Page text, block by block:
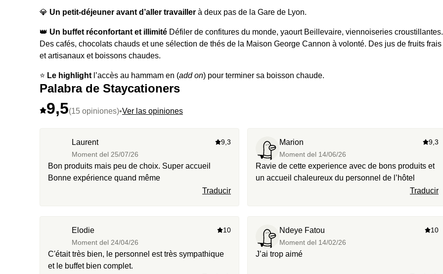
💎 Un petit-déjeuner avant d’aller travailler à deux pas de la Gare de Lyon.
👑 Un buffet réconfortant et illimité Défiler de confitures du monde, yaourt Beillevaire, viennoiseries croustillantes.
Des cafés, chocolats chauds et une sélection de thés de la Maison George Cannon à volonté. Des jus de fruits frais
et artisanaux et boissons chaudes.
⭐️ Le highlight l’accès au hammam en (add on) pour terminer sa boisson chaude.
Palabra de Staycationers
9,5(15 opiniones)•Ver las opiniones
Laurent
Moment del 25/07/26
9,3
Bon produits mais peu de choix. Super accueil
Bonne expérience quand même
Traducir
Marion
Moment del 14/06/26
9,3
Ravie de cette experience avec de bons produits et
un accueil chaleureux du personnel de l’hôtel
Traducir
Elodie
Moment del 24/04/26
10
C'était très bien, le personnel est très sympathique
et le buffet bien complet.
Ndeye Fatou
Moment del 14/02/26
10
J’ai trop aimé